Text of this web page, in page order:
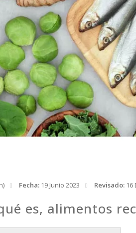
Fecha: 19 Junio 2023 Revisado: 16
es, alimentos